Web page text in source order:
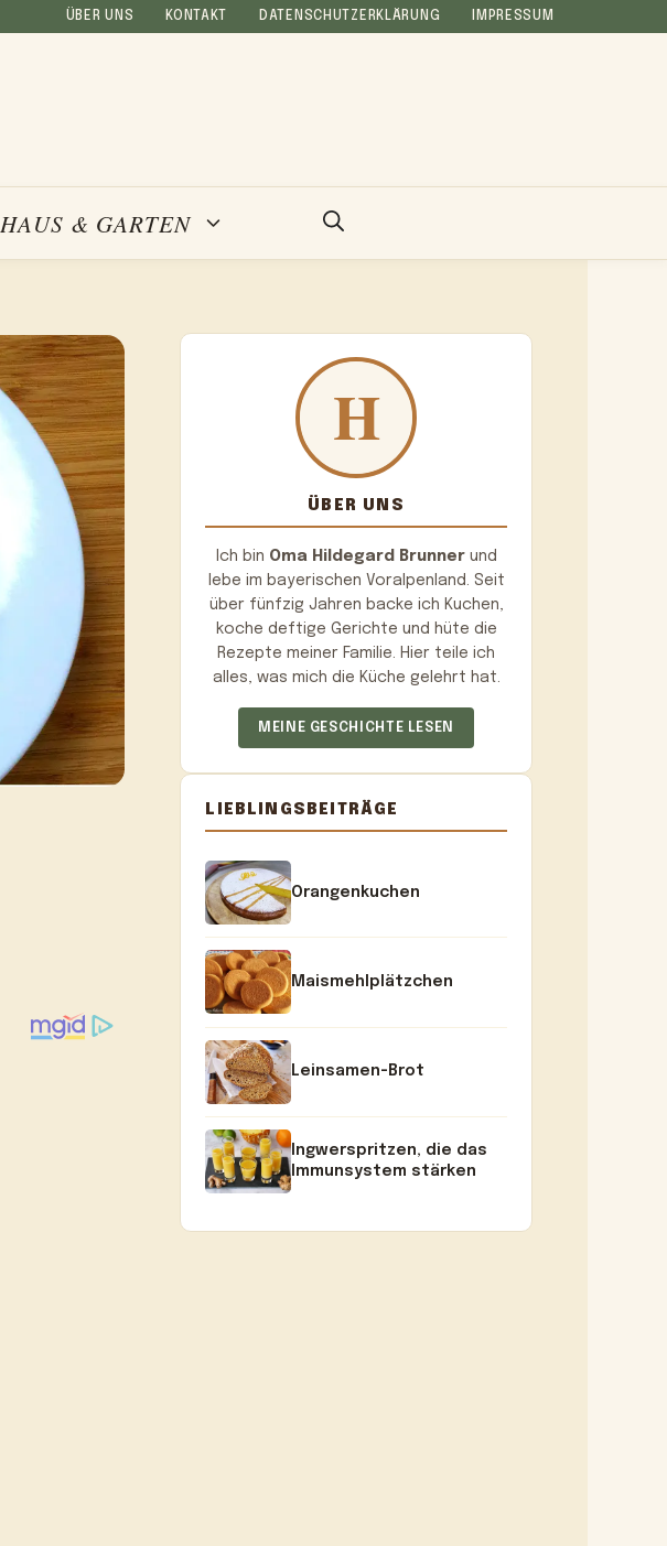
ÜBER UNS KONTAKT DATENSCHUTZERKLÄRUNG IMPRESSUM
HAUS & GARTEN
ÜBER UNS
Ich bin Oma Hildegard Brunnerund
lebe im bayerischen Voralpenland. Seit
über fünfzig Jahren backe ich Kuchen,
koche deftige Gerichte und hüte die
Rezepte meiner Familie. Hier teile ich
alles, was mich die Küche gelehrt hat.
MEINE GESCHICHTE LESEN
LIEBLINGSBEITRÄGE
Orangenkuchen
Maismehlplätzchen
Leinsamen-Brot
Ingwerspritzen, die das
Immunsystem stärken